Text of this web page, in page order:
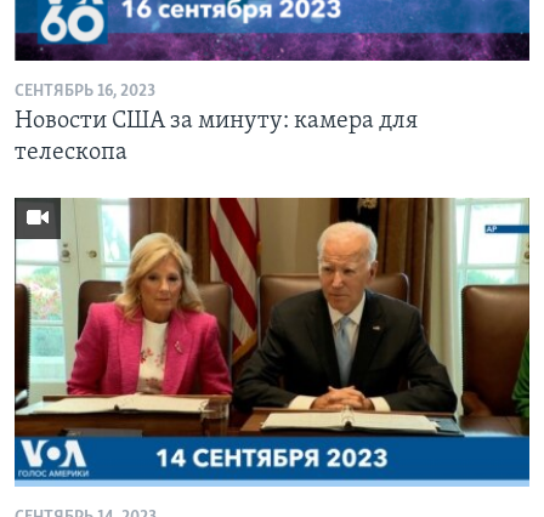
СЕНТЯБРЬ 16, 2023
Новости США за минуту: камера для
телескопа